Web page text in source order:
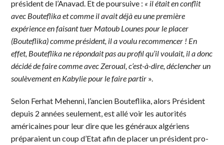
président de l’Anavad. Et de poursuive : « il était en conflit
avec Bouteflika et comme il avait déjà eu une première
expérience en faisant tuer Matoub Lounes pour le placer
(Bouteflika) comme président, il a voulu recommencer ! En
effet, Bouteflika ne répondait pas au profil qu’il voulait, il a donc
décidé de faire comme avec Zeroual, c’est-à-dire, déclencher un
soulèvement en Kabylie pour le faire partir ».
Selon Ferhat Mehenni, l’ancien Bouteflika, alors Président
depuis 2 années seulement, est allé voir les autorités
américaines pour leur dire que les généraux algériens
préparaient un coup d’Etat afin de placer un président pro-